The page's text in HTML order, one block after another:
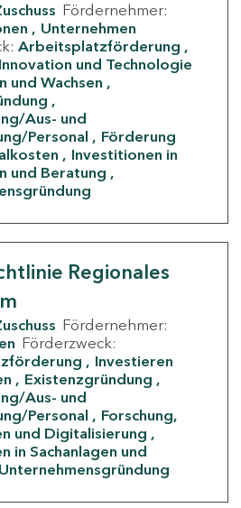
Fördernehmer:
Unternehmen
Arbeitsplatzförderung
und Technologie
und Wachsen
Aus- und
Personal
Förderung
Investitionen in
und Beratung
Regionales
Fördernehmer:
Förderzweck:
Investieren
Existenzgründung
Aus- und
Personal
Forschung,
und Digitalisierung
in Sachanlagen und
Unternehmensgründung